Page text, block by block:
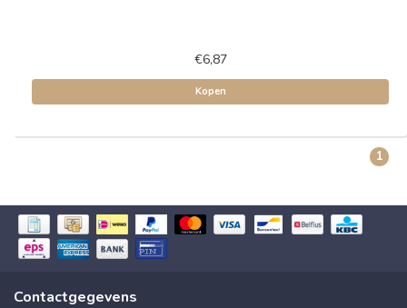
€6,87
Kopen
1
Contactgegevens